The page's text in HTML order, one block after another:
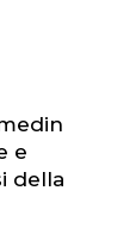
e
della